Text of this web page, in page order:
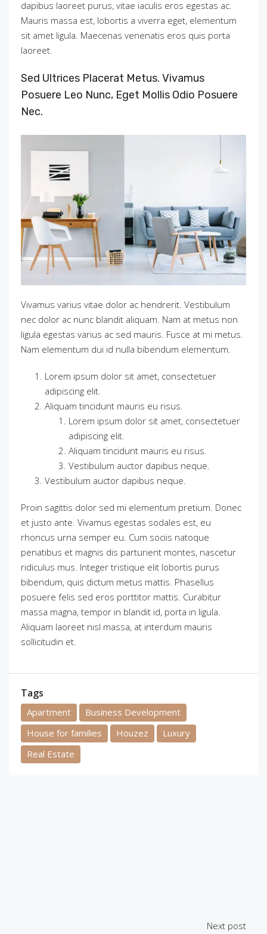
dapibus laoreet purus, vitae iaculis eros egestas ac.
Mauris massa est, lobortis a viverra eget, elementum
sit amet ligula. Maecenas venenatis eros quis porta
laoreet.
Sed Ultrices Placerat Metus. Vivamus
Posuere Leo Nunc, Eget Mollis Odio Posuere
Nec.
Vivamus varius vitae dolor ac hendrerit. Vestibulum
nec dolor ac nunc blandit aliquam. Nam at metus non
ligula egestas varius ac sed mauris. Fusce at mi metus.
Nam elementum dui id nulla bibendum elementum.
Lorem ipsum dolor sit amet, consectetuer
adipiscing elit.
Aliquam tincidunt mauris eu risus.
Lorem ipsum dolor sit amet, consectetuer
adipiscing elit.
Aliquam tincidunt mauris eu risus.
Vestibulum auctor dapibus neque.
Vestibulum auctor dapibus neque.
Proin sagittis dolor sed mi elementum pretium. Donec
et justo ante. Vivamus egestas sodales est, eu
rhoncus urna semper eu. Cum sociis natoque
penatibus et magnis dis parturient montes, nascetur
ridiculus mus. Integer tristique elit lobortis purus
bibendum, quis dictum metus mattis. Phasellus
posuere felis sed eros porttitor mattis. Curabitur
massa magna, tempor in blandit id, porta in ligula.
Aliquam laoreet nisl massa, at interdum mauris
sollicitudin et.
Tags
Apartment
Business Development
House for families
Houzez
Luxury
Real Estate
Next post